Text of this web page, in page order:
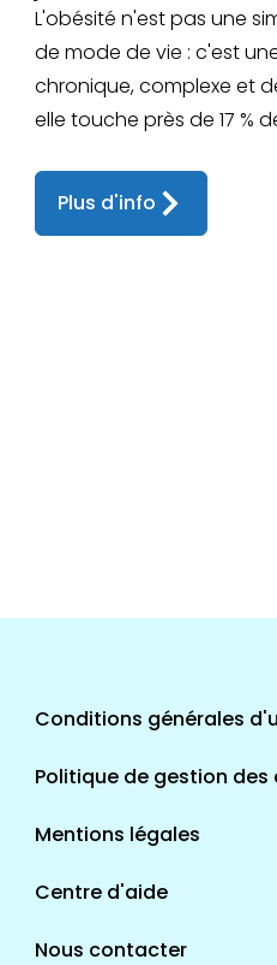
L'obésité n'est pas une
de mode de vie : c'est
chronique, complexe et
elle touche près de 17 %
Plus d'info
Conditions générales
Politique de gestion des
Mentions légales
Centre d'aide
Nous contacter